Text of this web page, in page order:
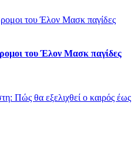
του Έλον Μασκ παγίδες
Πώς θα εξελιχθεί ο καιρός έως